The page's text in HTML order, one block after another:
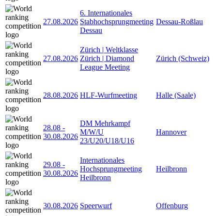
27.08.2026
6. Internationales
Stabhochsprungmeeting
Dessau
Dessau-Roßlau
27.08.2026
Zürich | Weltklasse
Zürich | Diamond
League Meeting
Zürich (Schweiz)
28.08.2026 HLF-Wurfmeeting Halle (Saale)
28.08 -
30.08.2026
DM Mehrkampf
M/W/U
23/U20/U18/U16
Hannover
29.08 -
30.08.2026
Internationales
Hochsprungmeeting
Heilbronn
Heilbronn
30.08.2026 Speerwurf Offenburg